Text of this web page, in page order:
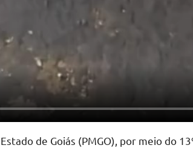
de Goiás (PMGO), por meio do